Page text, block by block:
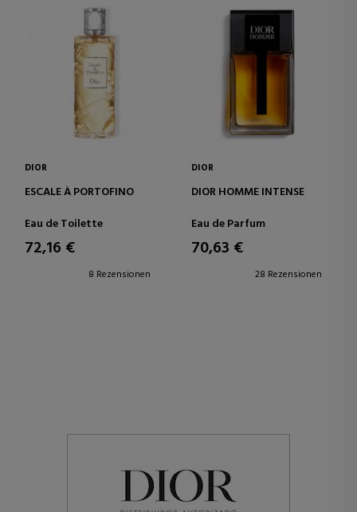
DIOR
ESCALE À PORTOFINO
Eau de Toilette
72,16 €
8 Rezensionen
DIOR
DIOR HOMME INTENSE
Eau de Parfum
70,63 €
28 Rezensionen